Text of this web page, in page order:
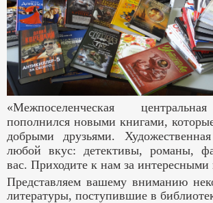
«Межпоселенческая
пополнился новыми книгами,
добрыми друзьями.
любой вкус: детективы, романы,
вас. Приходите к нам за интересными
Представляем вашему вниманию
литературы, поступившие в